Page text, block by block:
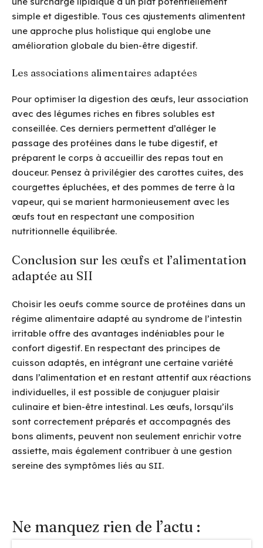
simple et digestible. Tous ces ajustements alimentent
une approche plus holistique qui englobe une
amélioration globale du bien-être digestif.
Les associations alimentaires adaptées
Pour optimiser la digestion des œufs, leur association
avec des légumes riches en fibres solubles est
conseillée. Ces derniers permettent d’alléger le
passage des protéines dans le tube digestif, et
préparent le corps à accueillir des repas tout en
douceur. Pensez à privilégier des carottes cuites, des
courgettes épluchées, et des pommes de terre à la
vapeur, qui se marient harmonieusement avec les
œufs tout en respectant une composition
nutritionnelle équilibrée.
Conclusion sur les œufs et l’alimentation
adaptée au SII
Choisir les oeufs comme source de protéines dans un
régime alimentaire adapté au syndrome de l’intestin
irritable offre des avantages indéniables pour le
confort digestif. En respectant des principes de
cuisson adaptés, en intégrant une certaine variété
dans l’alimentation et en restant attentif aux réactions
individuelles, il est possible de conjuguer plaisir
culinaire et bien-être intestinal. Les œufs, lorsqu’ils
sont correctement préparés et accompagnés des
bons aliments, peuvent non seulement enrichir votre
assiette, mais également contribuer à une gestion
sereine des symptômes liés au SII.
Ne manquez rien de l’actu :